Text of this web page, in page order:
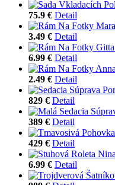
75.9 € Detail
3.49 € Detail
6.99 € Detail
2.49 € Detail
829 € Detail
389 € Detail
429 € Detail
6.99 € Detail